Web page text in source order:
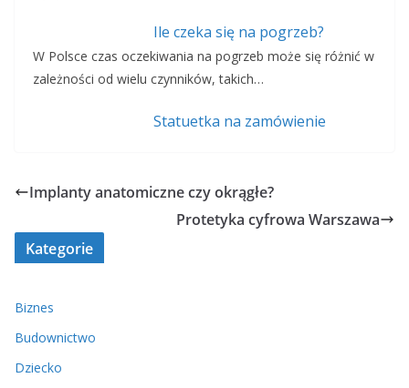
Ile czeka się na pogrzeb?
W Polsce czas oczekiwania na pogrzeb może się różnić w
zależności od wielu czynników, takich…
Statuetka na zamówienie
Implanty anatomiczne czy okrągłe?
Protetyka cyfrowa Warszawa
Kategorie
Biznes
Budownictwo
Dziecko